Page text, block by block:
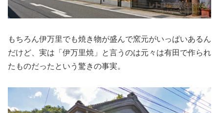
もちろん伊万里でも焼き物が盛んで窯元がいっぱいあるん
だけど、実は「伊万里焼」と言うのは元々は有田で作られ
たものだったという驚きの事実。